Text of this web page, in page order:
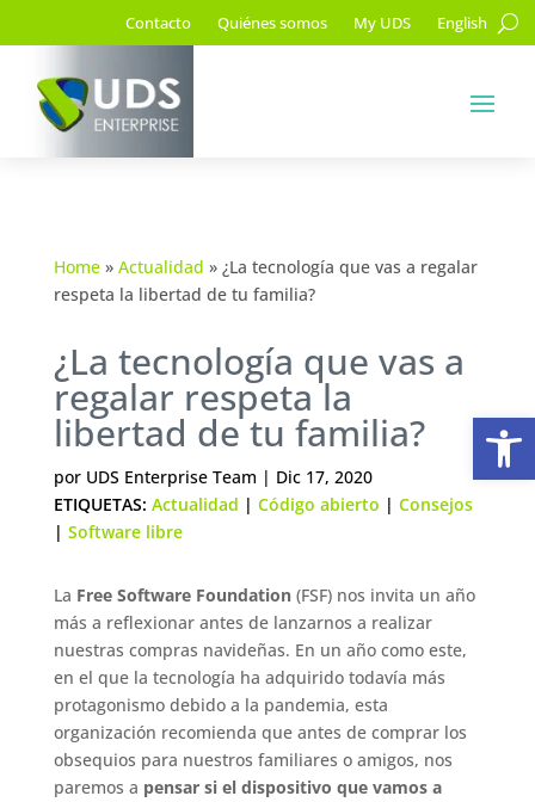
Contacto Quiénes somos My UDS English
Home» Actualidad » ¿La tecnología que vas a regalar
respeta la libertad de tu familia?
¿La tecnología que vas a
regalar respeta la
libertad de tu familia?
por UDS Enterprise Team | Dic 17, 2020
ETIQUETAS: Actualidad | Código abierto | Consejos
| Software libre
La Free Software Foundation(FSF) nos invita un año
más a reflexionar antes de lanzarnos a realizar
nuestras compras navideñas. En un año como este,
en el que la tecnología ha adquirido todavía más
protagonismo debido a la pandemia, esta
organización recomienda que antes de comprar los
obsequios para nuestros familiares o amigos, nos
paremos a pensar si el dispositivo que vamos a